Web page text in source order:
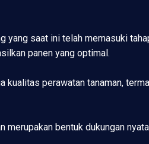
yang saat ini telah memasuki
panen yang optimal.
perawatan tanaman,
bentuk dukungan